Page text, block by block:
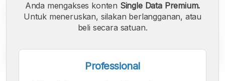
Anda mengakses konten Single Data Premium.
Untuk meneruskan, silakan berlangganan, atau
beli secara satuan.
Professional